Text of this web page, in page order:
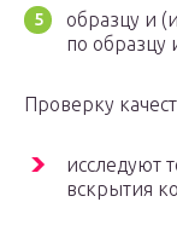
образцу и
по образцу
Проверку
исследуют
вскрытия